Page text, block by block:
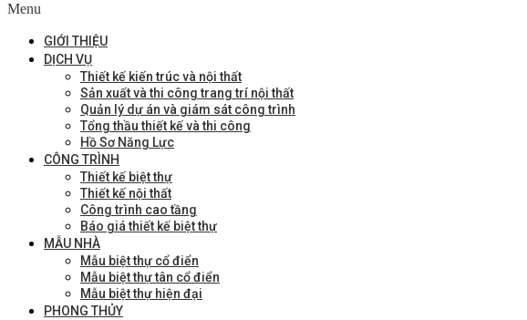
Menu
GIỚI THIỆU
DỊCH VỤ
Thiết kế kiến trúc và nội thất
Sản xuất và thi công trang trí nội thất
Quản lý dự án và giám sát công trình
Tổng thầu thiết kế và thi công
Hồ Sơ Năng Lực
CÔNG TRÌNH
Thiết kế biệt thự
Thiết kế nội thất
Công trình cao tầng
Báo giá thiết kế biệt thự
MẪU NHÀ
Mẫu biệt thự cổ điển
Mẫu biệt thự tân cổ điển
Mẫu biệt thự hiện đại
PHONG THỦY